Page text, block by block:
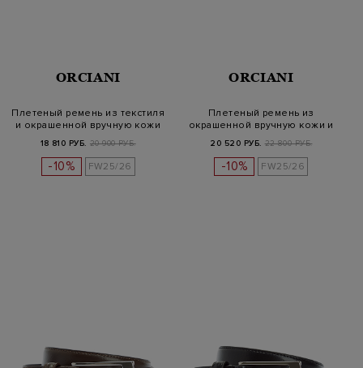
ORCIANI
Плетеный ремень из текстиля
и окрашенной вручную кожи
18 810 РУБ. 20 900 РУБ.
-10% FW25/26
ORCIANI
Плетеный ремень из
окрашенной вручную кожи и
20 520 РУБ. 22 800 РУБ.
-10% FW25/26